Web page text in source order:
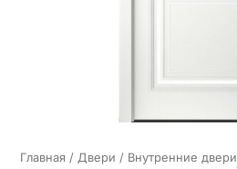
Главная / Двери / Внутренние двери